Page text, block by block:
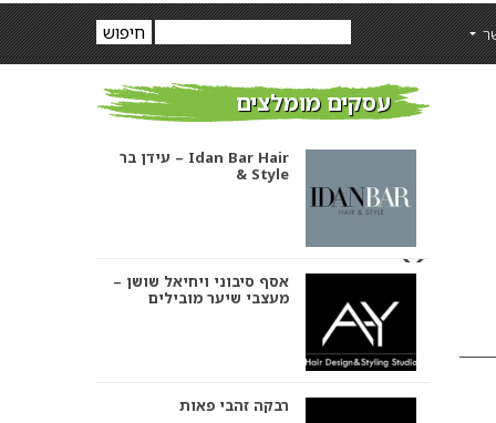
עסקים מומלצים
עידן בר – Idan Bar Hair
& Style
אסף סיבוני ויחיאל שושן –
מעצבי שיער מובילים
רבקה זהבי פאות